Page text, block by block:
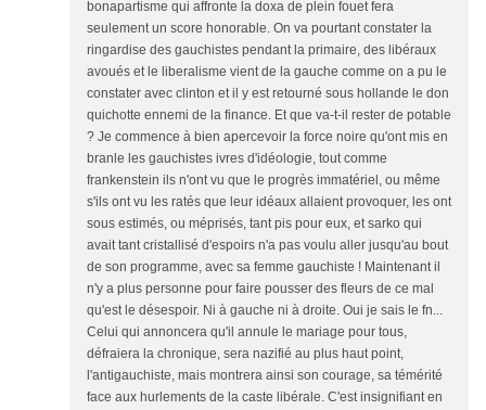
bonapartisme qui affronte la doxa de plein fouet fera
seulement un score honorable. On va pourtant constater la
ringardise des gauchistes pendant la primaire, des libéraux
avoués et le liberalisme vient de la gauche comme on a pu le
constater avec clinton et il y est retourné sous hollande le don
quichotte ennemi de la finance. Et que va-t-il rester de potable
? Je commence à bien apercevoir la force noire qu'ont mis en
branle les gauchistes ivres d'idéologie, tout comme
frankenstein ils n'ont vu que le progrès immatériel, ou même
s'ils ont vu les ratés que leur idéaux allaient provoquer, les ont
sous estimés, ou méprisés, tant pis pour eux, et sarko qui
avait tant cristallisé d'espoirs n'a pas voulu aller jusqu'au bout
de son programme, avec sa femme gauchiste ! Maintenant il
n'y a plus personne pour faire pousser des fleurs de ce mal
qu'est le désespoir. Ni à gauche ni à droite. Oui je sais le fn...
Celui qui annoncera qu'il annule le mariage pour tous,
défraiera la chronique, sera nazifié au plus haut point,
l'antigauchiste, mais montrera ainsi son courage, sa témérité
face aux hurlements de la caste libérale. C'est insignifiant en